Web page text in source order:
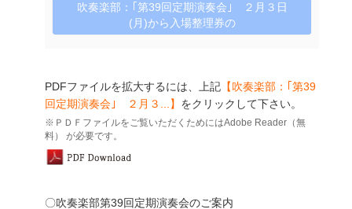
吹奏楽部：｢第39回定期演奏会｣ ２月３日
(月)から入場整理券の
PDFファイルを拡大するには、上記 【吹奏楽部：｢第39
回定期演奏会｣ ２月３...】 をクリックして下さい。
※ＰＤＦファイルをご覧いただくためにはAdobe Reader（無
料） が必要です。
〇吹奏楽部第39回定期演奏会のご案内